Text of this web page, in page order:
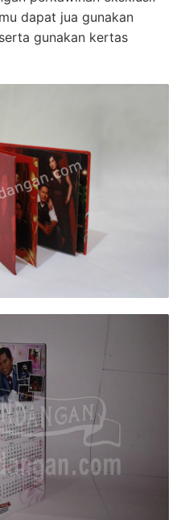
dapat jua gunakan
gunakan kertas